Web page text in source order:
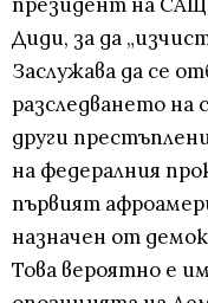
Диди, за да
Заслужава да се
разследването на
други
на федералния
първият
назначен от
Това вероятно е